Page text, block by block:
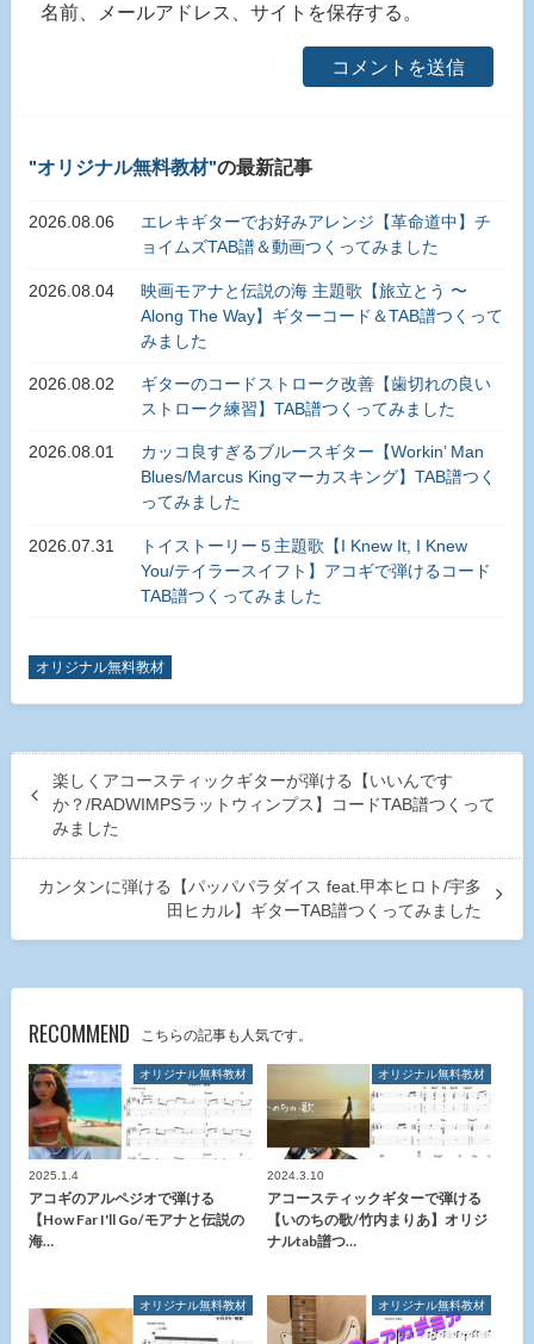
名前、メールアドレス、サイトを保存する。
オリジナル無料教材 の最新記事
2026.08.06
エレキギターでお好みアレンジ【革命道中】チ
ョイムズTAB譜＆動画つくってみました
2026.08.04
映画モアナと伝説の海 主題歌【旅立とう 〜
Along The Way】ギターコード＆TAB譜つくって
みました
2026.08.02
ギターのコードストローク改善【歯切れの良い
ストローク練習】TAB譜つくってみました
2026.08.01
カッコ良すぎるブルースギター【Workin’ Man
Blues/Marcus Kingマーカスキング】TAB譜つく
ってみました
2026.07.31
トイストーリー５主題歌【I Knew It, I Knew
You/テイラースイフト】アコギで弾けるコード
TAB譜つくってみました
オリジナル無料教材
楽しくアコースティックギターが弾ける【いいんです
か？/RADWIMPSラットウィンプス】コードTAB譜つくって
みました
カンタンに弾ける【パッパパラダイス feat.甲本ヒロト/宇多
田ヒカル】ギターTAB譜つくってみました
RECOMMEND こちらの記事も人気です。
オリジナル無料教材
2025.1.4
アコギのアルペジオで弾ける
【How Far I'll Go/モアナと伝説の
海…
オリジナル無料教材
2024.3.10
アコースティックギターで弾ける
【いのちの歌/竹内まりあ】オリジ
ナルtab譜つ…
オリジナル無料教材 オリジナル無料教材